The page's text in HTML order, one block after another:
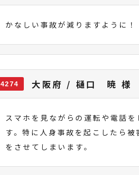
かなしい事故が減りますように！
4274 大阪府 / 樋口 暁 様
スマホを見ながらの運転や電話
す。特に人身事故を起こしたら
をさせてしまいます。